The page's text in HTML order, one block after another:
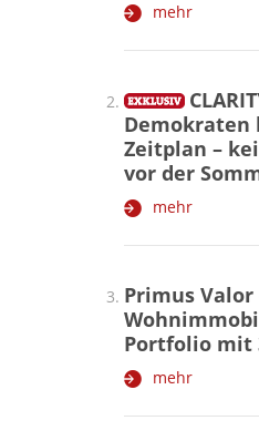
mehr
Demokraten
Zeitplan –
vor der
mehr
Primus
Portfolio mit
mehr